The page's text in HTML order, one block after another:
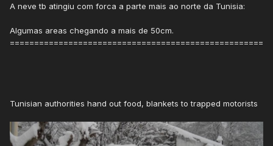
A neve tb atingiu com forca a parte mais ao norte da Tunisia:
Algumas areas chegando a mais de 50cm.
====================================================
Tunisian authorities hand out food, blankets to trapped motorists